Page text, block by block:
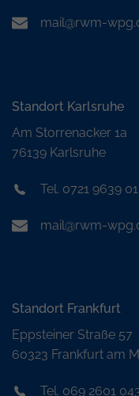
mail@rwm-
Standort Karlsruhe
Am Storrenacker 1a
76139 Karlsruhe
Tel. 0721 9639 01
mail@rwm-
Standort Frankfurt
Eppsteiner Straße 57
60323 Frankfurt am
Tel. 069 2601